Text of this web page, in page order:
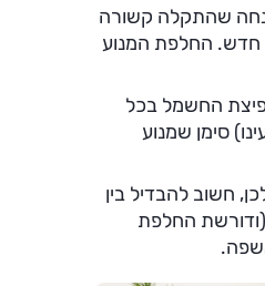
שהתקלה קשורה
חדש. החלפת המנוע
החשמל בכל
סימן שמנוע
חשוב להבדיל בין
החלפת